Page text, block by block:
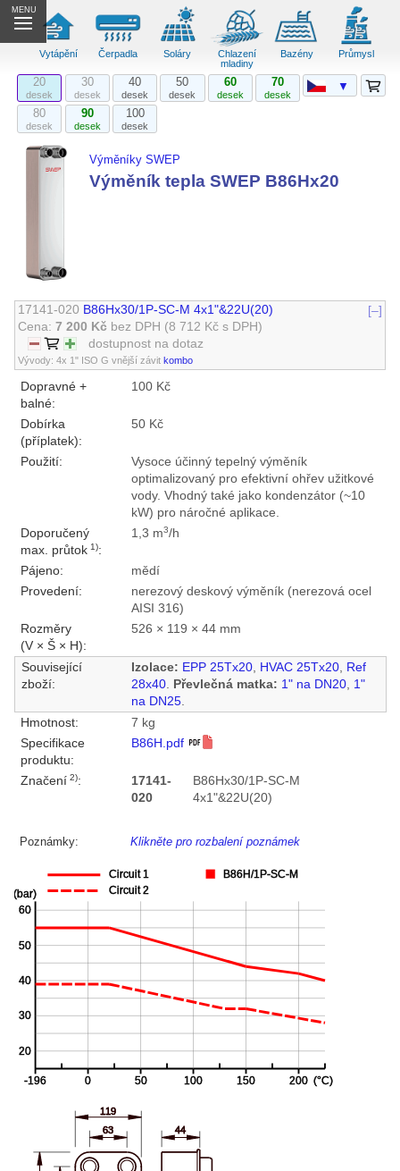
MENU
Vytápění Čerpadla Soláry
Chlazení
mladiny
Bazény Průmysl
20
desek
30
desek
40
desek
50
desek
60
desek
70
desek
80
desek
90
desek
100
desek
Výměníky SWEP
Výměník tepla SWEP B86Hx20
17141-020 B86Hx30/1P-SC-M 4x1"&22U(20)
[–]
Cena:7 200 Kč bez DPH (8 712 Kč s DPH)
dostupnost na dotaz
Vývody: 4x 1" ISO G vnější závit kombo
Dopravné +
balné:
100 Kč
Dobírka
(příplatek):
50 Kč
Použití:
Vysoce účinný tepelný výměník
optimalizovaný pro efektivní ohřev užitkové
vody. Vhodný také jako kondenzátor (~10
kW) pro náročné aplikace.
Doporučený
max. průtok1):
1,3 m3/h
Pájeno:
mědí
Provedení:
nerezový deskový výměník (nerezová ocel
AISI 316)
Rozměry
(V × Š × H):
526 × 119 × 44 mm
Související
zboží:
Izolace: EPP 25Tx20, HVAC 25Tx20, Ref
28x40. Převlečná matka: 1" na DN20, 1"
na DN25.
Hmotnost:
7 kg
Specifikace
produktu:
B86H.pdf
Značení2):
17141-
020
B86Hx30/1P-SC-M
4x1"&22U(20)
Poznámky: Klikněte pro rozbalení poznámek
▼